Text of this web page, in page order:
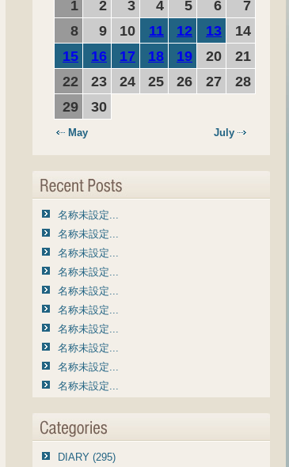
1 2 3 4 5 6
7
8
9 10 11 12 13
14
15
16 17 18 19 20
21
22
23 24 25 26 27
28
29
30
May July
名称未設定...
名称未設定...
名称未設定...
名称未設定...
名称未設定...
名称未設定...
名称未設定...
名称未設定...
名称未設定...
名称未設定...
DIARY (295)